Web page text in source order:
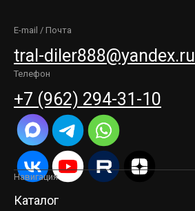
E-mail / Почта
tral-diler888@yandex.ru
Телефон
+7 (962) 294-31-10
Навигация
Каталог